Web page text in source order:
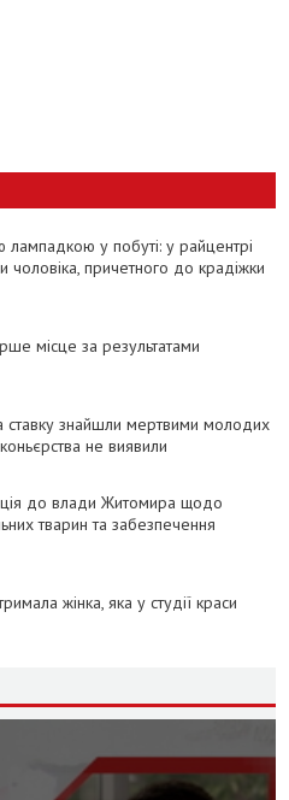
лампадкою у побуті: у райцентрі
чоловіка, причетного до крадіжки
місце за результатами
ставку знайшли мертвими молодих
не виявили
до влади Житомира щодо
тварин та забезпечення
жінка, яка у студії краси